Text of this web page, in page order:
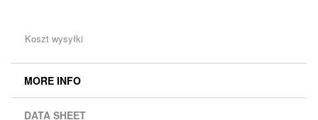
Koszt wysyłki
MORE INFO
DATA SHEET